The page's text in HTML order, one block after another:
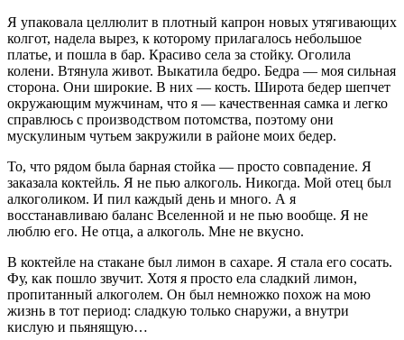
Я упаковала целлюлит в плотный капрон новых утягивающих
колгот, надела вырез, к которому прилагалось небольшое
платье, и пошла в бар. Красиво села за стойку. Оголила
колени. Втянула живот. Выкатила бедро. Бедра — моя сильная
сторона. Они широкие. В них — кость. Широта бедер шепчет
окружающим мужчинам, что я — качественная самка и легко
справлюсь с производством потомства, поэтому они
мускулиным чутьем закружили в районе моих бедер.
То, что рядом была барная стойка — просто совпадение. Я
заказала коктейль. Я не пью алкоголь. Никогда. Мой отец был
алкоголиком. И пил каждый день и много. А я
восстанавливаю баланс Вселенной и не пью вообще. Я не
люблю его. Не отца, а алкоголь. Мне не вкусно.
В коктейле на стакане был лимон в сахаре. Я стала его сосать.
Фу, как пошло звучит. Хотя я просто ела сладкий лимон,
пропитанный алкоголем. Он был немножко похож на мою
жизнь в тот период: сладкую только снаружи, а внутри
кислую и пьянящую…